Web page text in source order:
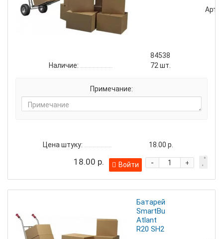
84538
Наличие:
72 шт.
Примечание:
Цена штуку: 18.00 р.
18.00 р. +
-
Войти
Батарейка
SmartBuy
Atlant
R20 SH2